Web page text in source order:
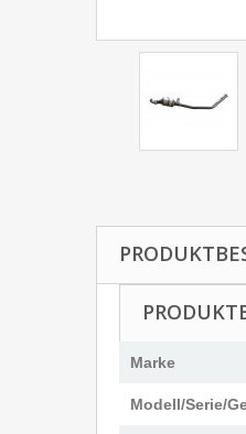
Marke
Modell/Serie/